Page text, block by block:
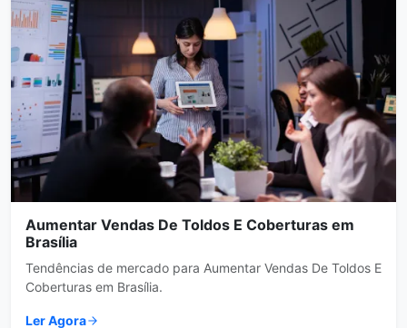
Aumentar Vendas De Toldos E Coberturas em
Brasília
Tendências de mercado para Aumentar Vendas De Toldos E
Coberturas em Brasília.
Ler Agora